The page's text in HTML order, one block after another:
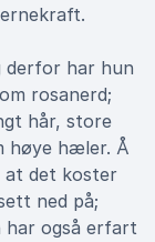
derfor har hun
rosanerd;
hår, store
høye hæler. Å
at det koster
ned på;
har også erfart